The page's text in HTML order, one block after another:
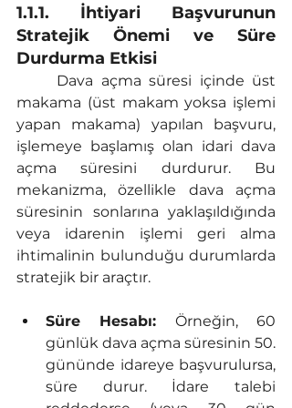
1.1.1. İhtiyari Başvurunun
Stratejik Önemi ve Süre
Durdurma Etkisi
makama (üst makam yoksa işlemi
yapan makama) yapılan başvuru,
işlemeye başlamış olan idari dava
açma süresini durdurur. Bu
mekanizma, özellikle dava açma
süresinin sonlarına yaklaşıldığında
veya idarenin işlemi geri alma
ihtimalinin bulunduğu durumlarda
stratejik bir araçtır.
Süre Hesabı: Örneğin, 60
günlük dava açma süresinin 50.
gününde idareye başvurulursa,
süre durur. İdare talebi